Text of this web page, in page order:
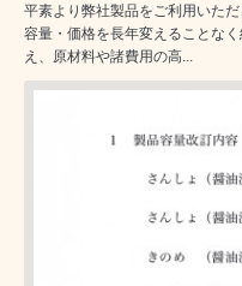
平素より弊社製品をご利用いた
容量・価格を長年変えることな
え、原材料や諸費用の高...